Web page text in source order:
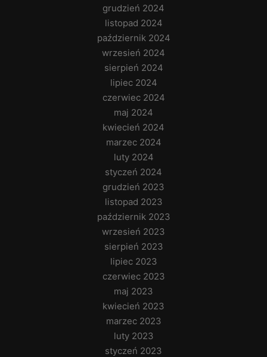
grudzień 2024
listopad 2024
październik 2024
wrzesień 2024
sierpień 2024
lipiec 2024
czerwiec 2024
maj 2024
kwiecień 2024
marzec 2024
luty 2024
styczeń 2024
grudzień 2023
listopad 2023
październik 2023
wrzesień 2023
sierpień 2023
lipiec 2023
czerwiec 2023
maj 2023
kwiecień 2023
marzec 2023
luty 2023
styczeń 2023